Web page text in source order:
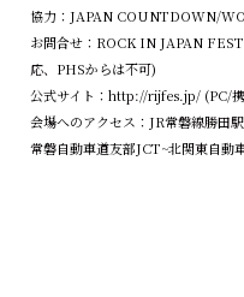
協力：JAPAN COUNTDOWN/
お問合せ：ROCK IN JAPAN
応、PHSからは不可)
公式サイト： http://rijfes.jp/ (PC/
会場へのアクセス：JR常磐線勝田
常磐自動車道友部JCT~北関東自